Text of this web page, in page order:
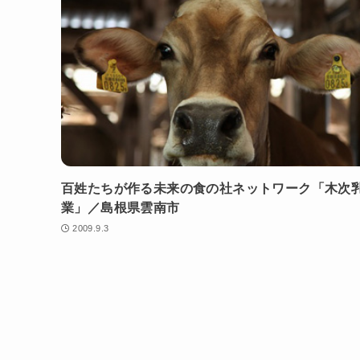
百姓たちが作る未来の食の社ネットワーク「木次
業」／島根県雲南市
2009.9.3